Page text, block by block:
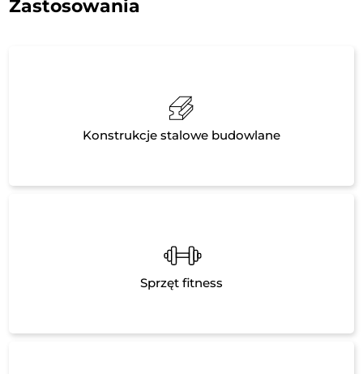
Zastosowania
Konstrukcje stalowe budowlane
Sprzęt fitness